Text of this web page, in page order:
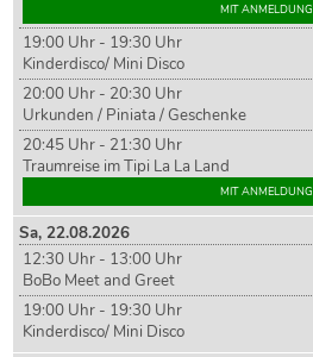
MIT ANMELDUNG
19:00 Uhr - 19:30 Uhr
Kinderdisco/ Mini Disco
20:00 Uhr - 20:30 Uhr
Urkunden / Piniata / Geschenke
20:45 Uhr - 21:30 Uhr
Traumreise im Tipi La La Land
MIT ANMELDUNG
Sa,22.08.2026
12:30 Uhr - 13:00 Uhr
BoBo Meet and Greet
19:00 Uhr - 19:30 Uhr
Kinderdisco/ Mini Disco